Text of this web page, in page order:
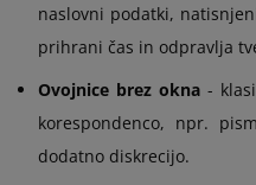
naslovni podatki,
prihrani čas in odpravlja
Ovojnice brez okna-
korespondenco, npr.
dodatno diskrecijo.